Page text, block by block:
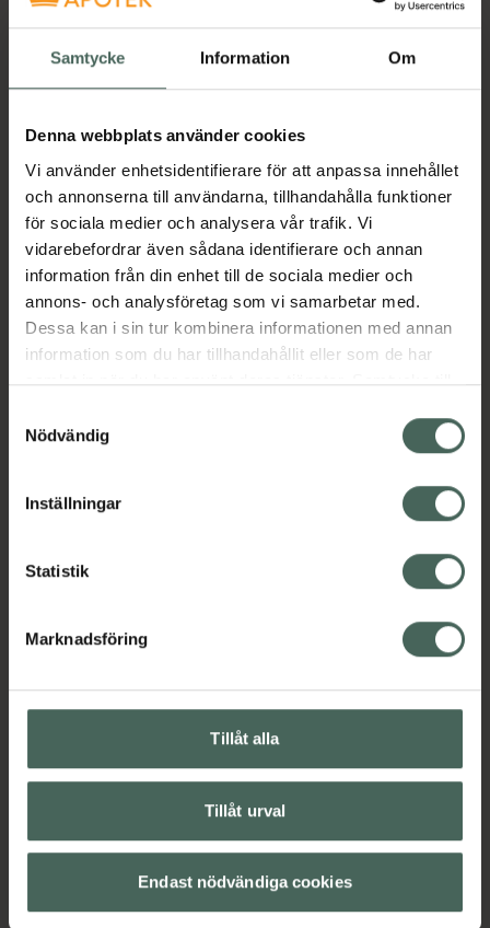
Samtycke Information Om
Denna webbplats använder cookies
Vi använder enhetsidentifierare för att anpassa innehållet
och annonserna till användarna, tillhandahålla funktioner
för sociala medier och analysera vår trafik. Vi
vidarebefordrar även sådana identifierare och annan
information från din enhet till de sociala medier och
annons- och analysföretag som vi samarbetar med.
Dessa kan i sin tur kombinera informationen med annan
information som du har tillhandahållit eller som de har
samlat in när du har använt deras tjänster. Samtycke till
återkalla ditt samtycke via webbplatsens
cookieinställningar. Ett återkallat samtycke påverkar inte
lagligheten av behandling som skett innan återkallelsen.
Nödvändig
Inställningar
Statistik
Marknadsföring
Tillåt alla
Tillåt urval
Endast nödvändiga cookies
såret, med transparent film
och mindre brännskador• skyddar mot vatten,
• rundade hörn för att inte lossna
• duschbart
• hudvänlig akrylathäfta
Sterilt, duschbart och absorberande förband
med transparent fixerande film för skärsår och
andra mindre så. Den transparenta
virustät. Filmen är också semipermeabel vilket
mot maceration.
• mycket tunn och transparent film, behaglig
att ha på och fastnar inte i kläder (friktionsfri
• filmen andas vilket betyder att den släpper
igenom fukt från huden men däremot kan inte
vatten, bakterier eller virus komma in genom
filmen från utsidan.
• absorptionsdyna som inte fastnar i såret
• bra förband att ha hemma, mycket
användbart förband i många olika var
Filmen kommer då dras ut och förbandet kan